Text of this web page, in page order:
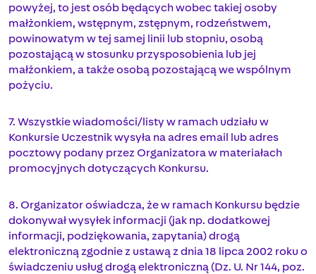
powyżej, to jest osób będących wobec takiej osoby
małżonkiem, wstępnym, zstępnym, rodzeństwem,
powinowatym w tej samej linii lub stopniu, osobą
pozostającą w stosunku przysposobienia lub jej
małżonkiem, a także osobą pozostającą we wspólnym
pożyciu.
7. Wszystkie wiadomości/listy w ramach udziału w
Konkursie Uczestnik wysyła na adres email lub adres
pocztowy podany przez Organizatora w materiałach
promocyjnych dotyczących Konkursu.
8. Organizator oświadcza, że w ramach Konkursu będzie
dokonywał wysyłek informacji (jak np. dodatkowej
informacji, podziękowania, zapytania) drogą
elektroniczną zgodnie z ustawą z dnia 18 lipca 2002 roku o
świadczeniu usług drogą elektroniczną (Dz. U. Nr 144, poz.